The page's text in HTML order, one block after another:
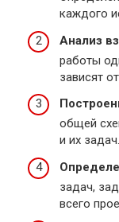
каждого
Анализ
работы
зависят
общей
и их задач.
задач,
всего